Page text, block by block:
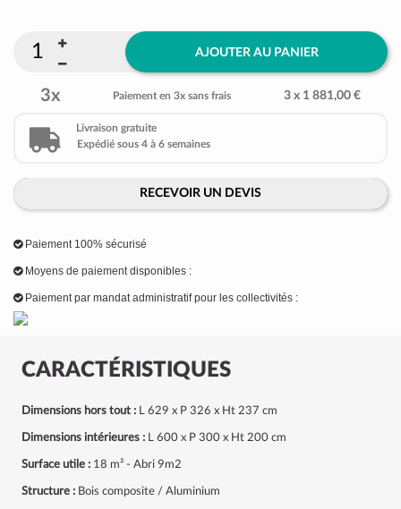
CARACTÉRISTIQUES
Dimensions hors tout : L 629 x P 326 x Ht 237 cm
Dimensions intérieures : L 600 x P 300 x Ht 200 cm
Surface utile : 18 m² - Abri 9m2
Structure : Bois composite / Aluminium
AJOUTER AU PANIER
3x Paiement en 3x sans frais 3 x 1 881,00 €
Livraison gratuite
Expédié sous 4 à 6 semaines
RECEVOIR UN DEVIS
Paiement 100% sécurisé
Moyens de paiement disponibles :
Paiement par mandat administratif pour les collectivités :